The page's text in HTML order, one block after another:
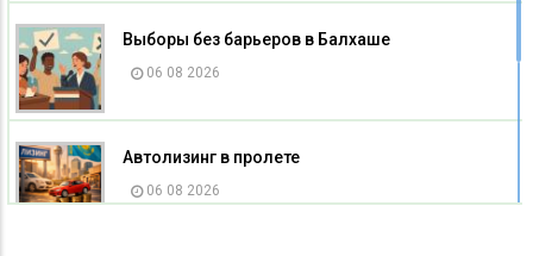
Выборы без барьеров в Балхаше
06 08 2026
Автолизинг в пролете
06 08 2026